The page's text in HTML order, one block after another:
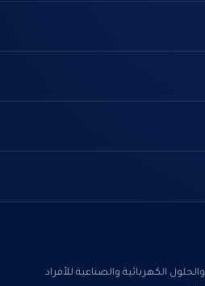
الكهربائية والصناعية للأفراد